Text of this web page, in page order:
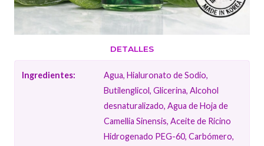
DETALLES
Ingredientes:
Agua, Hialuronato de Sodio,
Butilenglicol, Glicerina, Alcohol
desnaturalizado, Agua de Hoja de
Camellia Sinensis, Aceite de Ricino
Hidrogenado PEG-60, Carbómero,